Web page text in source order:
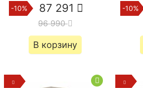
-10% 87 291
96 990
В корзину
-10%